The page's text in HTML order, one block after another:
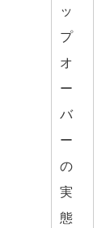
ッ
プ
オ
ー
バ
ー
の
実
態